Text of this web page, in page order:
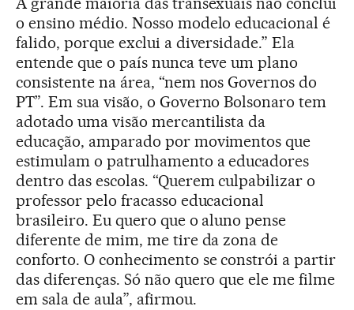
o ensino médio. Nosso modelo educacional é
falido, porque exclui a diversidade.” Ela
entende que o país nunca teve um plano
consistente na área, “nem nos Governos do
PT”. Em sua visão, o Governo Bolsonaro tem
adotado uma visão mercantilista da
educação, amparado por movimentos que
estimulam o patrulhamento a educadores
dentro das escolas. “Querem culpabilizar o
professor pelo fracasso educacional
brasileiro. Eu quero que o aluno pense
diferente de mim, me tire da zona de
conforto. O conhecimento se constrói a partir
das diferenças. Só não quero que ele me filme
em sala de aula”, afirmou.